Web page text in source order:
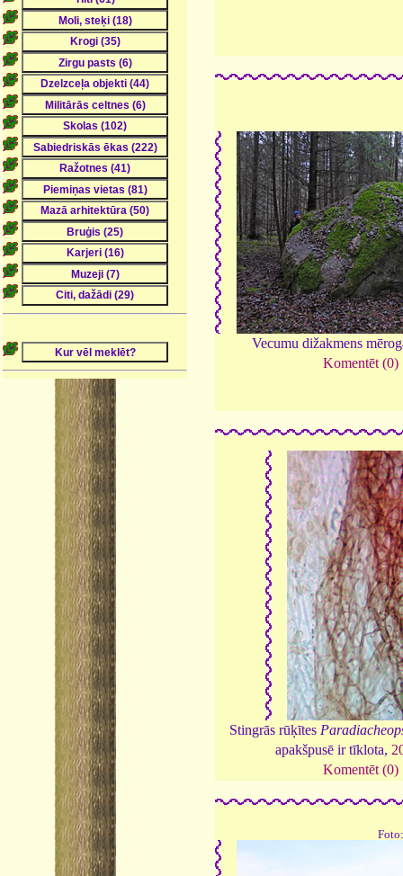
Vecumu dižakmens
Komentēt (0)
Stingrās rūķītes
apakšpusē ir tīklota,
Komentēt (0)